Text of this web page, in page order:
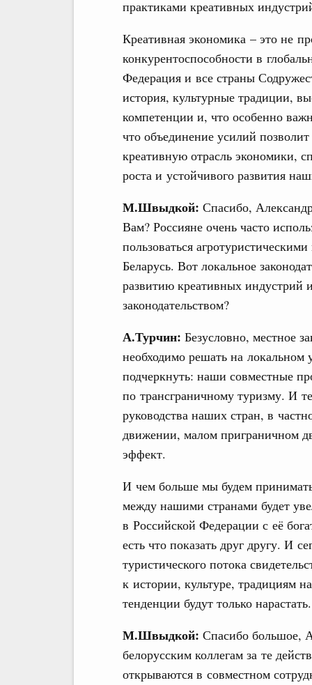
практиками креативных
Креативная экономика – это не
конкурентоспособности в
Федерация и все страны
история, культурные традиции,
компетенции и, что особенно
что объединение усилий
креативную отрасль экономики,
роста и устойчивого развития
М.Швыдкой: Спасибо,
Вам? Россияне очень часто
пользоваться
Беларусь. Вот локальное
развитию креативных индустрий
законодательством?
А.Турчин: Безусловно, местное
необходимо решать на локальном
подчеркнуть: наши совместные
по трансграничному туризму. И
руководства наших стран, в
движении, малом приграничном
эффект.
И чем больше мы будем
между нашими странами будет
в Российской Федерации с её
есть что показать друг другу. И
туристического потока
к истории, культуре, традициям
тенденции будут только нарастать.
М.Швыдкой: Спасибо большое,
белорусским коллегам за те
открываются в совместном